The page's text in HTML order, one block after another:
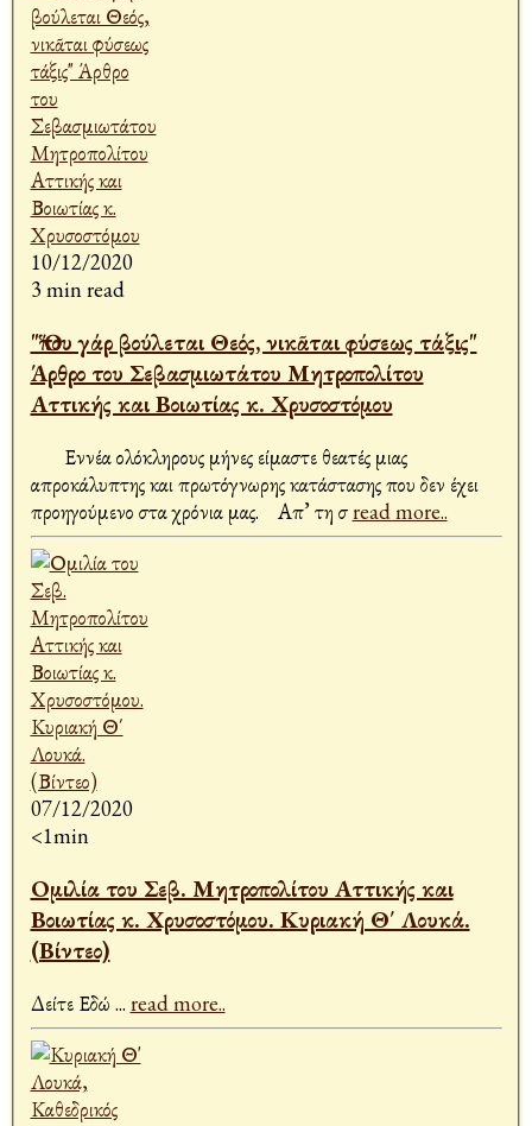
10/12/2020
3 min read
"Ὅπου γάρ βούλεται Θεός, νικᾶται φύσεως τάξις"
Άρθρο του Σεβασμιωτάτου Μητροπολίτου
Αττικής και Βοιωτίας κ. Χρυσοστόμου
απροκάλυπτης και πρωτόγνωρης κατάστασης που δεν έχει
προηγούμενο στα χρόνια μας. Απ’ τη σread more..
07/12/2020
<1min
Ομιλία του Σεβ. Μητροπολίτου Αττικής και
Βοιωτίας κ. Χρυσοστόμου. Κυριακή Θ΄ Λουκά.
(Βίντεο)
Δείτε Εδώ ... read more..